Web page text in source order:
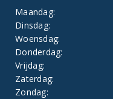
Maandag:
Dinsdag:
Woensdag:
Donderdag:
Vrijdag:
Zaterdag:
Zondag: